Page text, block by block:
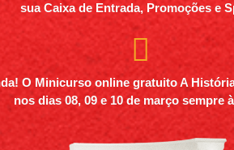
sua Caixa de Entrada, Promoções e
O Minicurso online gratuito A
nos dias 08, 09 e 10 de março sempre